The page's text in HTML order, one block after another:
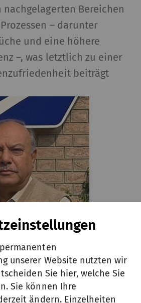
nachgelagerten Bereichen
– darunter
und eine höhere
–, was letztlich zu einer
beiträgt
wartungsfrei
unserer Website nutzten wir
Sie hier, welche Sie
Sie können Ihre
ändern. Einzelheiten